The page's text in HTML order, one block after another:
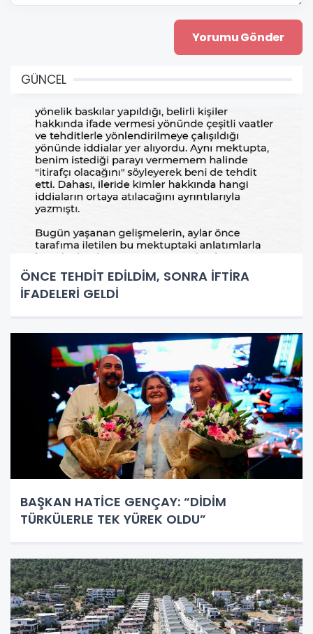
GÜNCEL
ÖNCE TEHDİT EDİLDİM, SONRA İFTİRA
İFADELERİ GELDİ
BAŞKAN HATİCE GENÇAY: “DİDİM
TÜRKÜLERLE TEK YÜREK OLDU”